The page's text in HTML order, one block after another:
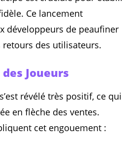
Ce lancement
développeurs de peaufiner
des utilisateurs.
Joueurs
révélé très positif, ce qui
en flèche des ventes.
cet engouement :